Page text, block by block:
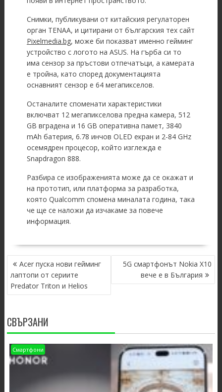
Снимки, публикувани от китайския регулаторен
орган TENAA, и цитирани от българския тех сайт
Pixelmedia.bg, може би показват именно гейминг
устройство с логото на ASUS. На гърба си то
има сензор за пръстови отпечатъци, а камерата
е тройна, като според документацията
оснавният сензор е 64 мегапикселов.
Останалите споменати характеристики
включват 12 мегапикселова предна камера, 512
GB вградена и 16 GB оперативна памет, 3840
mAh батерия, 6.78 инчов OLED екран и 2-84 GHz
осемядрен процесор, който изглежда е
Snapdragon 888.
Разбира се изображенията може да се окажат и
на прототип, или платформа за разработка,
която Qualcomm спомена миналата година, така
че ще се наложи да изчакаме за повече
информация.
POST
NAVIGATION
Acer пуска нови гейминг
лаптопи от сериите
Predator Triton и Helios
5G смартфонът Nokia X10
вече е в България
СВЪРЗАНИ
Смартфони